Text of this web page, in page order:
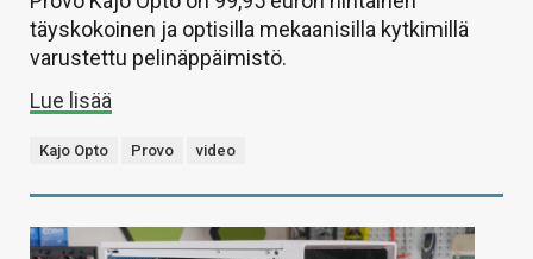
täyskokoinen ja optisilla mekaanisilla kytkimillä
varustettu pelinäppäimistö.
Lue lisää
Kajo Opto Provo video